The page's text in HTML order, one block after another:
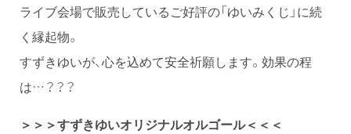
ライブ会場で販売しているご好評の「ゆいみくじ」に続
く縁起物。
すずきゆいが、心を込めて安全祈願します。効果の程
は…？？？
＞＞＞すずきゆいオリジナルオルゴール＜＜＜